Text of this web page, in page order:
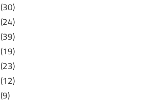
(30)
(24)
(39)
(19)
(23)
(12)
(9)